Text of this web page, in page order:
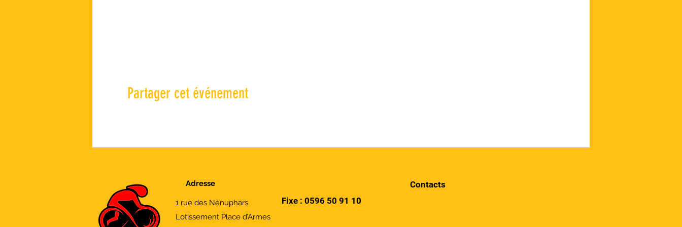
Partager cet événement
Adresse
1 rue des Nénuphars
Lotissement Place d’Armes
Contacts
Fixe : 0596 50 91 10